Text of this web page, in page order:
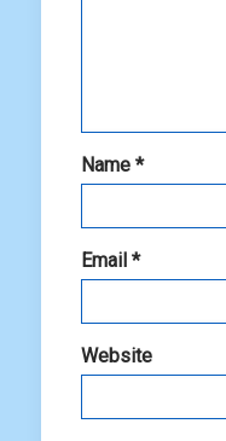
Name *
Email *
Website